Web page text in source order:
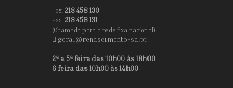
+351 218 458 130
+351 218 458 131
(Chamada para a rede fixa nacional)
geral@renascimento-sa.pt
2ª a 5ª feira das 10h00 às 18h00
6 feira das 10h00 às 14h00